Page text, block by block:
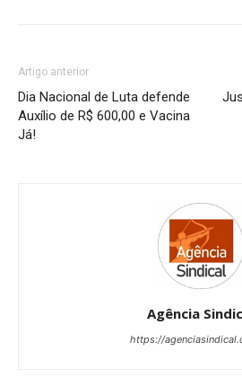
Artigo anterior
Dia Nacional de Luta defende
Auxílio de R$ 600,00 e Vacina
Já!
Agência
https://